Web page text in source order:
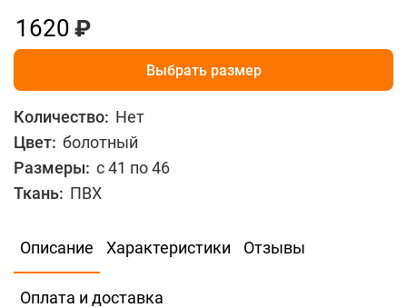
1620
Выбрать размер
Количество: Нет
Цвет: болотный
Размеры: с 41 по 46
Ткань: ПВХ
1620
Описание Характеристики Отзывы
Оплата и доставка